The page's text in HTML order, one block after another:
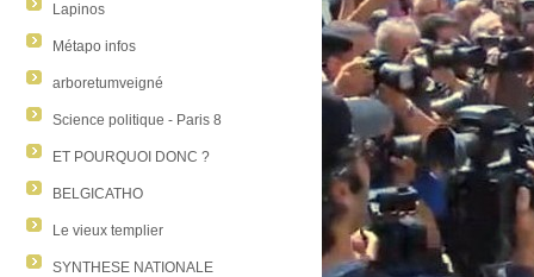
Lapinos
Métapo infos
arboretumveigné
Science politique - Paris 8
ET POURQUOI DONC ?
BELGICATHO
Le vieux templier
SYNTHESE NATIONALE